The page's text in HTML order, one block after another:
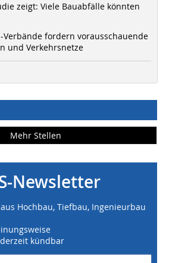
zeigt: Viele Bauabfälle könnten
Verbände fordern vorausschauende
und Verkehrsnetze
Mehr Stellen
Newsletter
Hochbau, Tiefbau, Ingenieurbau
kündbar